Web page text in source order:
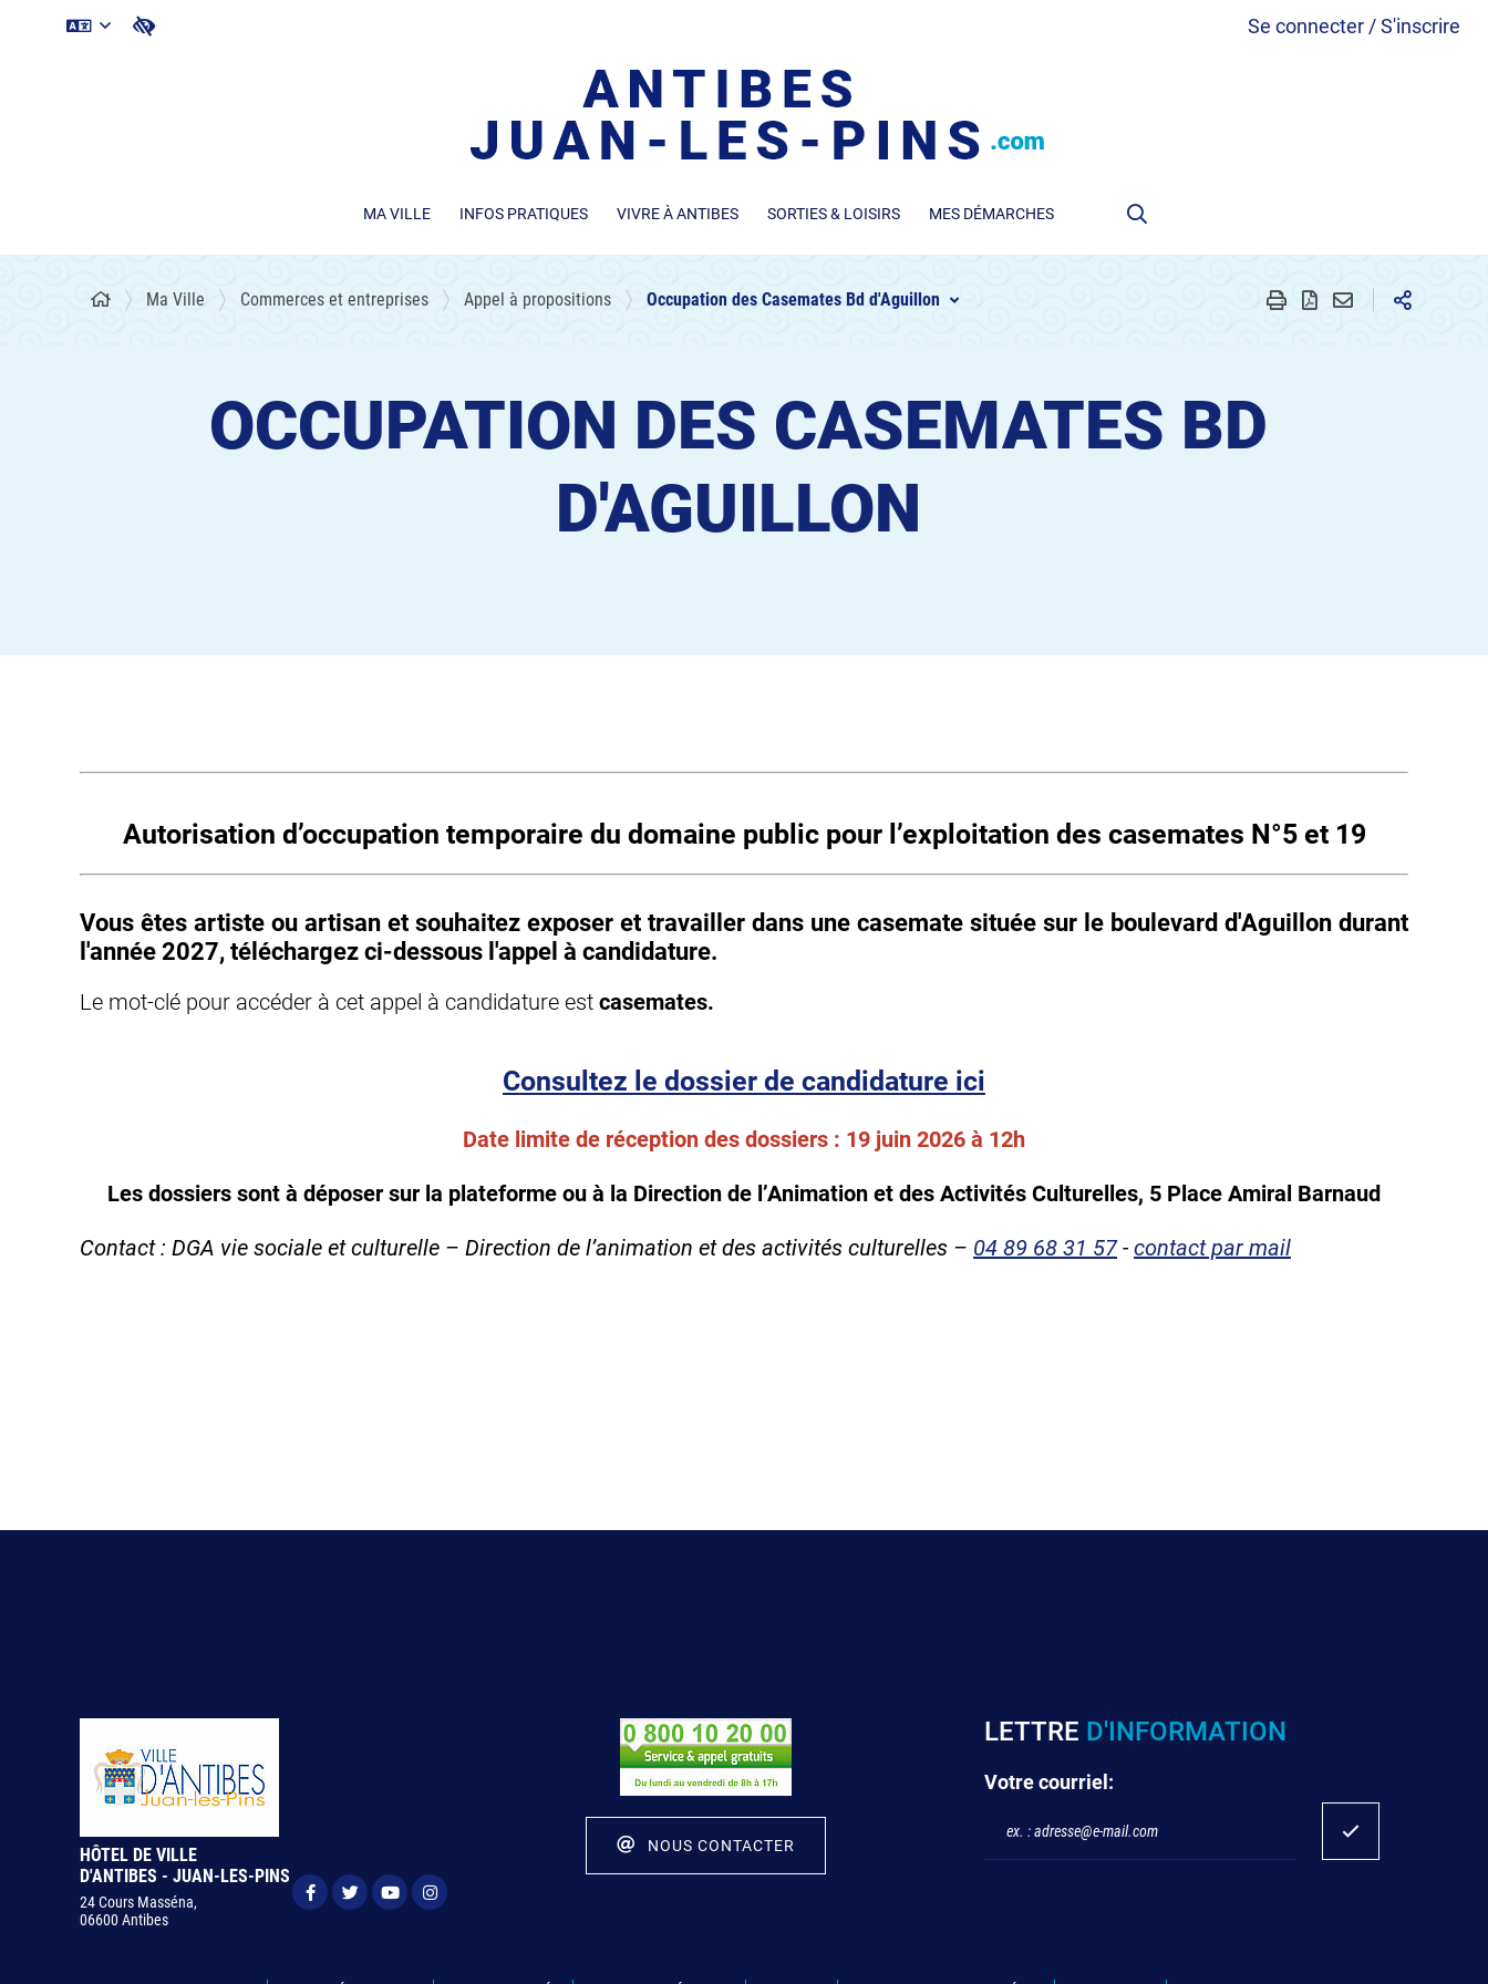
Se connecter / S'inscrire
MA VILLE INFOS PRATIQUES VIVRE À ANTIBES SORTIES & LOISIRS MES DÉMARCHES
Ma Ville Commerces et entreprises Appel à propositions Occupation des Casemates Bd d'Aguillon
OCCUPATION DES CASEMATES BD
D'AGUILLON
Autorisation d’occupation temporaire du domaine public pour l’exploitation des casemates N°5 et 19
Vous êtes artiste ou artisan et souhaitez exposer et travailler dans une casemate située sur le boulevard d'Aguillon durant
l'année 2027, téléchargez ci-dessous l'appel à candidature.
Le mot-clé pour accéder à cet appel à candidature est casemates.
Consultez le dossier de candidature ici
Date limite de réception des dossiers : 19 juin 2026 à 12h
Les dossiers sont à déposer sur la plateforme ou à la Direction de l’Animation et des Activités Culturelles, 5 Place Amiral Barnaud
Contact : DGA vie sociale et culturelle – Direction de l’animation et des activités culturelles – 04 89 68 31 57- contact par mail
HÔTEL DE VILLE
D'ANTIBES - JUAN-LES-PINS
24 Cours Masséna,
06600 Antibes
NOUS CONTACTER
LETTRE D'INFORMATION
Votre courriel: